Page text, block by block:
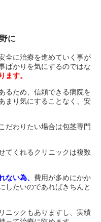
に
全に治療を進めていく事が
ばかりを気にするのではな
ます。
るため、信頼できる病院を
まり気にすることなく、安
だわりたい場合は包茎専門
てくれるクリニックは複数
ない為、 費用が多めにかか
したいのであればきちんと
ニックもありますし、実績